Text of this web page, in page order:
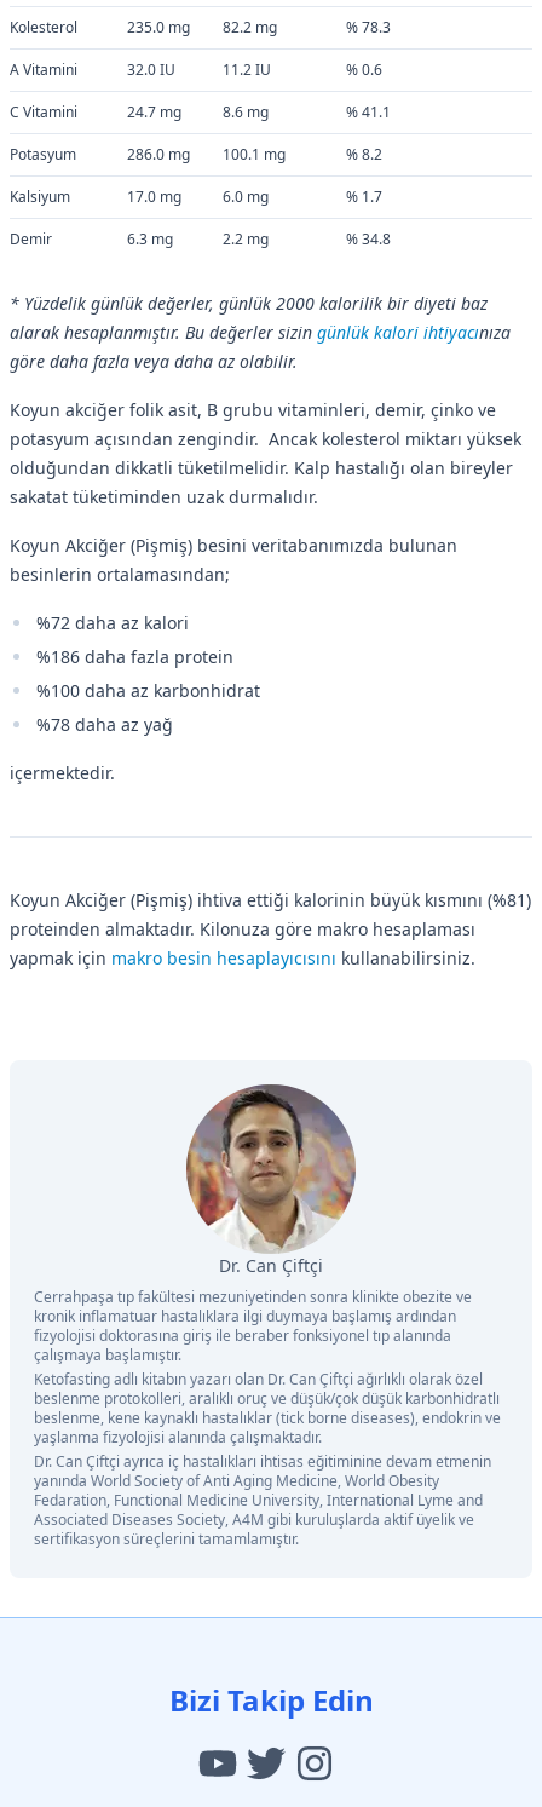
Kolesterol 235.0 mg 82.2 mg % 78.3
A Vitamini 32.0 IU 11.2 IU % 0.6
C Vitamini 24.7 mg 8.6 mg % 41.1
Potasyum 286.0 mg 100.1 mg % 8.2
Kalsiyum 17.0 mg 6.0 mg % 1.7
Demir 6.3 mg 2.2 mg % 34.8
* Yüzdelik günlük değerler, günlük 2000 kalorilik bir diyeti baz
alarak hesaplanmıştır. Bu değerler sizin günlük kalori ihtiyacınıza
göre daha fazla veya daha az olabilir.
Koyun akciğer folik asit, B grubu vitaminleri, demir, çinko ve
potasyum açısından zengindir. Ancak kolesterol miktarı yüksek
olduğundan dikkatli tüketilmelidir. Kalp hastalığı olan bireyler
sakatat tüketiminden uzak durmalıdır.
Koyun Akciğer (Pişmiş) besini veritabanımızda bulunan
besinlerin ortalamasından;
%72 daha az kalori
%186 daha fazla protein
%100 daha az karbonhidrat
%78 daha az yağ
içermektedir.
Koyun Akciğer (Pişmiş) ihtiva ettiği kalorinin büyük kısmını (%81)
proteinden almaktadır. Kilonuza göre makro hesaplaması
yapmak için makro besin hesaplayıcısını kullanabilirsiniz.
Dr. Can Çiftçi
Cerrahpaşa tıp fakültesi mezuniyetinden sonra klinikte obezite ve
kronik inflamatuar hastalıklara ilgi duymaya başlamış ardından
fizyolojisi doktorasına giriş ile beraber fonksiyonel tıp alanında
çalışmaya başlamıştır.
Ketofasting adlı kitabın yazarı olan Dr. Can Çiftçi ağırlıklı olarak özel
beslenme protokolleri, aralıklı oruç ve düşük/çok düşük karbonhidratlı
beslenme, kene kaynaklı hastalıklar (tick borne diseases), endokrin ve
yaşlanma fizyolojisi alanında çalışmaktadır.
Dr. Can Çiftçi ayrıca iç hastalıkları ihtisas eğitiminine devam etmenin
yanında World Society of Anti Aging Medicine, World Obesity
Fedaration, Functional Medicine University, International Lyme and
Associated Diseases Society, A4M gibi kuruluşlarda aktif üyelik ve
sertifikasyon süreçlerini tamamlamıştır.
Bizi Takip Edin